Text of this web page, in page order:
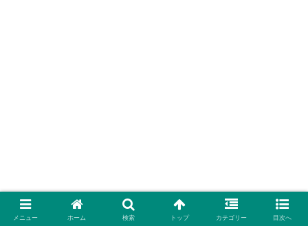
メニュー ホーム 検索 トップ カテゴリー 目次へ